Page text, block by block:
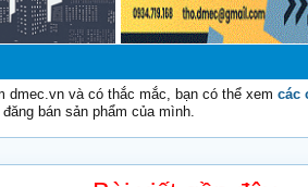
dmec.vn và có thắc mắc, bạn có thể xem các
bán sản phẩm của mình.